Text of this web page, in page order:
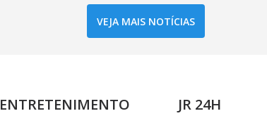
VEJA MAIS NOTÍCIAS
ENTRETENIMENTO JR 24H